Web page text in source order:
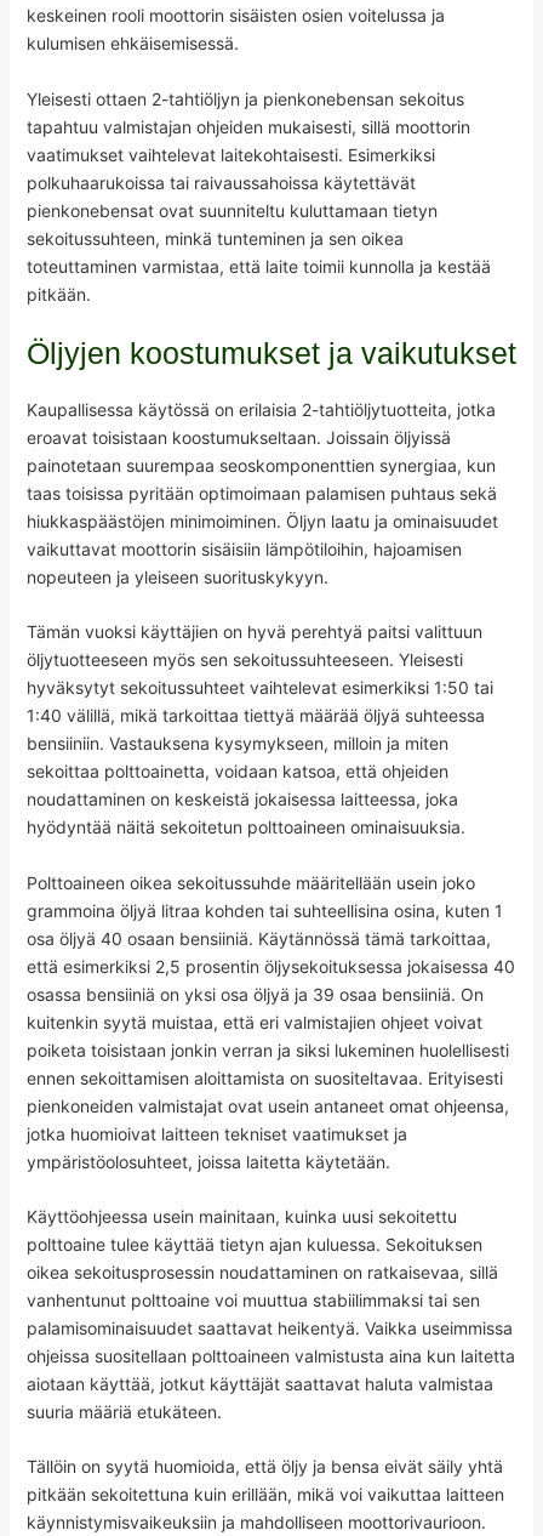
keskeinen rooli moottorin sisäisten osien voitelussa ja
kulumisen ehkäisemisessä.
Yleisesti ottaen 2-tahtiöljyn ja pienkonebensan sekoitus
tapahtuu valmistajan ohjeiden mukaisesti, sillä moottorin
vaatimukset vaihtelevat laitekohtaisesti. Esimerkiksi
polkuhaarukoissa tai raivaussahoissa käytettävät
pienkonebensat ovat suunniteltu kuluttamaan tietyn
sekoitussuhteen, minkä tunteminen ja sen oikea
toteuttaminen varmistaa, että laite toimii kunnolla ja kestää
pitkään.
Öljyjen koostumukset ja vaikutukset
Kaupallisessa käytössä on erilaisia 2-tahtiöljytuotteita, jotka
eroavat toisistaan koostumukseltaan. Joissain öljyissä
painotetaan suurempaa seoskomponenttien synergiaa, kun
taas toisissa pyritään optimoimaan palamisen puhtaus sekä
hiukkaspäästöjen minimoiminen. Öljyn laatu ja ominaisuudet
vaikuttavat moottorin sisäisiin lämpötiloihin, hajoamisen
nopeuteen ja yleiseen suorituskykyyn.
Tämän vuoksi käyttäjien on hyvä perehtyä paitsi valittuun
öljytuotteeseen myös sen sekoitussuhteeseen. Yleisesti
hyväksytyt sekoitussuhteet vaihtelevat esimerkiksi 1:50 tai
1:40 välillä, mikä tarkoittaa tiettyä määrää öljyä suhteessa
bensiiniin. Vastauksena kysymykseen, milloin ja miten
sekoittaa polttoainetta, voidaan katsoa, että ohjeiden
noudattaminen on keskeistä jokaisessa laitteessa, joka
hyödyntää näitä sekoitetun polttoaineen ominaisuuksia.
Polttoaineen oikea sekoitussuhde määritellään usein joko
grammoina öljyä litraa kohden tai suhteellisina osina, kuten 1
osa öljyä 40 osaan bensiiniä. Käytännössä tämä tarkoittaa,
että esimerkiksi 2,5 prosentin öljysekoituksessa jokaisessa 40
osassa bensiiniä on yksi osa öljyä ja 39 osaa bensiiniä. On
kuitenkin syytä muistaa, että eri valmistajien ohjeet voivat
poiketa toisistaan jonkin verran ja siksi lukeminen huolellisesti
ennen sekoittamisen aloittamista on suositeltavaa. Erityisesti
pienkoneiden valmistajat ovat usein antaneet omat ohjeensa,
jotka huomioivat laitteen tekniset vaatimukset ja
ympäristöolosuhteet, joissa laitetta käytetään.
Käyttöohjeessa usein mainitaan, kuinka uusi sekoitettu
polttoaine tulee käyttää tietyn ajan kuluessa. Sekoituksen
oikea sekoitusprosessin noudattaminen on ratkaisevaa, sillä
vanhentunut polttoaine voi muuttua stabiilimmaksi tai sen
palamisominaisuudet saattavat heikentyä. Vaikka useimmissa
ohjeissa suositellaan polttoaineen valmistusta aina kun laitetta
aiotaan käyttää, jotkut käyttäjät saattavat haluta valmistaa
suuria määriä etukäteen.
Tällöin on syytä huomioida, että öljy ja bensa eivät säily yhtä
pitkään sekoitettuna kuin erillään, mikä voi vaikuttaa laitteen
käynnistymisvaikeuksiin ja mahdolliseen moottorivaurioon.